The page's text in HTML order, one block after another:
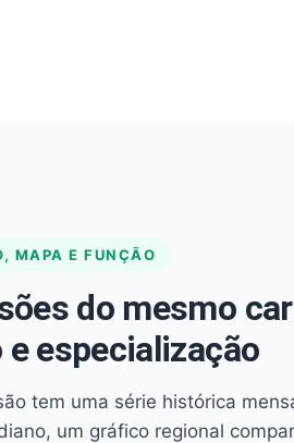
MAPA E FUNÇÃO
do mesmo
e especialização
tem uma série histórica
um gráfico regional